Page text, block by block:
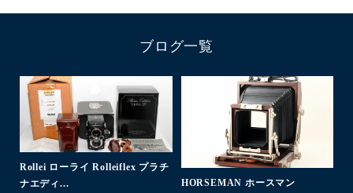
ブログ一覧
Rollei ローライ Rolleiflex プラチ
ナエディ...
HORSEMAN ホースマン